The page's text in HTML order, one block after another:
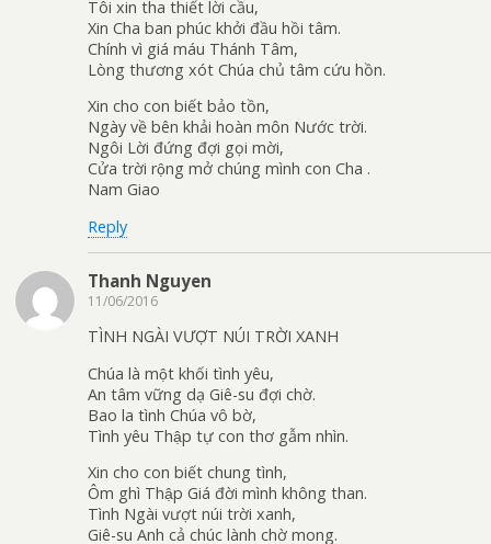
Tôi xin tha thiết lời cầu,
Xin Cha ban phúc khởi đầu hồi tâm.
Chính vì giá máu Thánh Tâm,
Lòng thương xót Chúa chủ tâm cứu hồn.
Xin cho con biết bảo tồn,
Ngày về bên khải hoàn môn Nước trời.
Ngôi Lời đứng đợi gọi mời,
Cửa trời rộng mở chúng mình con Cha .
Nam Giao
Reply
Thanh Nguyen
11/06/2016
TÌNH NGÀI VƯỢT NÚI TRỜI XANH
Chúa là một khối tình yêu,
An tâm vững dạ Giê-su đợi chờ.
Bao la tình Chúa vô bờ,
Tình yêu Thập tự con thơ gẫm nhìn.
Xin cho con biết chung tình,
Ôm ghì Thập Giá đời mình không than.
Tình Ngài vượt núi trời xanh,
Giê-su Anh cả chúc lành chờ mong.